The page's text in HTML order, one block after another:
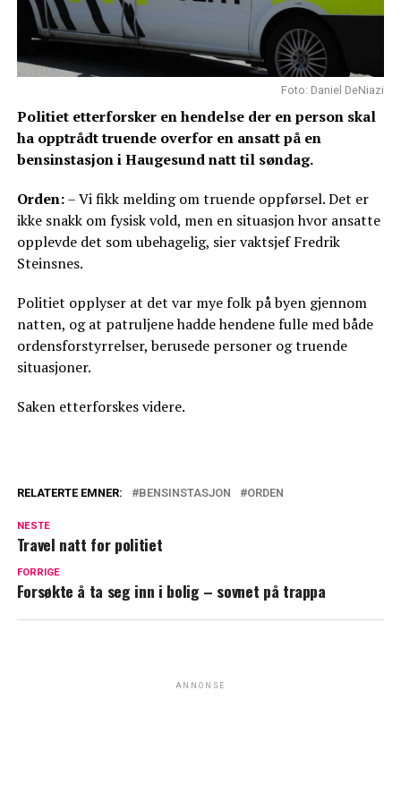
Foto: Daniel DeNiazi
Politiet etterforsker en hendelse der en person skal
ha opptrådt truende overfor en ansatt på en
bensinstasjon i Haugesund natt til søndag.
Orden:– Vi fikk melding om truende oppførsel. Det er
ikke snakk om fysisk vold, men en situasjon hvor ansatte
opplevde det som ubehagelig, sier vaktsjef Fredrik
Steinsnes.
Politiet opplyser at det var mye folk på byen gjennom
natten, og at patruljene hadde hendene fulle med både
ordensforstyrrelser, berusede personer og truende
situasjoner.
Saken etterforskes videre.
RELATERTE EMNER: BENSINSTASJON ORDEN
NESTE
Travel natt for politiet
FORRIGE
Forsøkte å ta seg inn i bolig – sovnet på trappa
ANNONSE